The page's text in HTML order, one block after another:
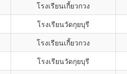
โรงเรียนเกี้ยวกวง
โรงเรียนวัดกุยบุรี
โรงเรียนเกี้ยวกวง
โรงเรียนวัดกุยบุรี